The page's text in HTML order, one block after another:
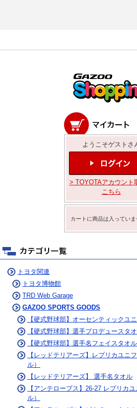
ようこそゲストさ
> TOYOTAアカウント
こちら
カートに商品は入っていま
トヨタ関連
トヨタ博物館
TRD Web Garage
GAZOO SPORTS GOODS
【硬式野球部】オーセンティックユ
【硬式野球部】選手プロデュースタ
【硬式野球部】選手名フェイスタオ
【レッドテリアーズ】レプリカユニ
ル）
【レッドテリアーズ】 選手名タオル
【アンテロープス】26-27 レプリカ
ル）